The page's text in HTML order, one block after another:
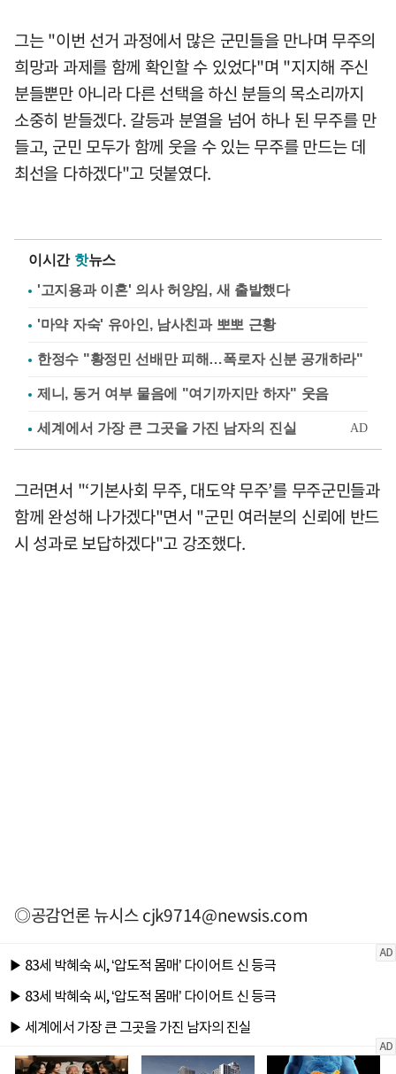
그는 "이번 선거 과정에서 많은 군민들을 만나며 무주의
희망과 과제를 함께 확인할 수 있었다"며 "지지해 주신
분들뿐만 아니라 다른 선택을 하신 분들의 목소리까지
소중히 받들겠다. 갈등과 분열을 넘어 하나 된 무주를 만
들고, 군민 모두가 함께 웃을 수 있는 무주를 만드는 데
최선을 다하겠다"고 덧붙였다.
이시간 핫뉴스
'고지용과 이혼' 의사 허양임, 새 출발했다
'마약 자숙' 유아인, 남사친과 뽀뽀 근황
한정수 "황정민 선배만 피해…폭로자 신분 공개하라"
제니, 동거 여부 물음에 "여기까지만 하자" 웃음
그러면서 "‘기본사회 무주, 대도약 무주’를 무주군민들과
함께 완성해 나가겠다"면서 "군민 여러분의 신뢰에 반드
시 성과로 보답하겠다"고 강조했다.
◎공감언론 뉴시스cjk9714@newsis.com